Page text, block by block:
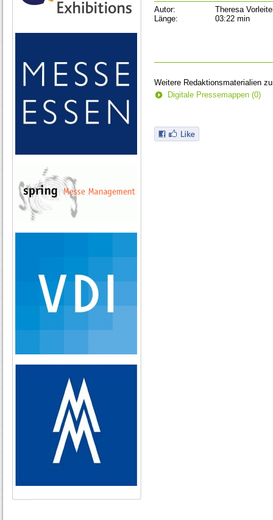
Autor:
Theresa
Länge:
03:22 min
Weitere Redaktionsmaterialien
Digitale Pressemappen (0)